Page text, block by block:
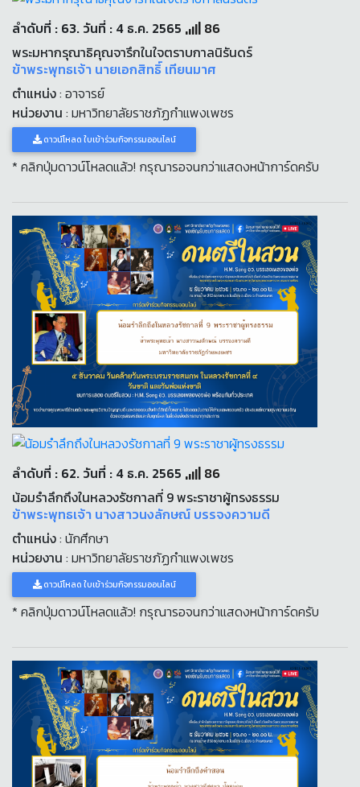
ลำดับที่ : 63. วันที่ : 4 ธ.ค. 2565
86
พระมหากรุณาธิคุณจารึกในใจตราบกาลนิรันดร์
ข้าพระพุทธเจ้า นายเอกสิทธิ์​ เทียนมาศ
ตำแหน่ง: อาจารย์
หน่วยงาน : มหาวิทยาลัยราชภัฏกำแพงเพชร
ดาวน์โหลด ใบเข้าร่วมกิจกรรมออนไลน์
* คลิกปุ่มดาวน์โหลดแล้ว! กรุณารอจนกว่าแสดงหน้าการ์ดครับ
ลำดับที่ : 62. วันที่ : 4 ธ.ค. 2565
86
น้อมรำลึกถึงในหลวงรัชกาลที่ 9 พระราชาผู้ทรงธรรม
ข้าพระพุทธเจ้า นางสาวนงลักษณ์ บรรจงความดี
ตำแหน่ง: นักศึกษา
หน่วยงาน : มหาวิทยาลัยราชภัฏกำแพงเพชร
ดาวน์โหลด ใบเข้าร่วมกิจกรรมออนไลน์
* คลิกปุ่มดาวน์โหลดแล้ว! กรุณารอจนกว่าแสดงหน้าการ์ดครับ